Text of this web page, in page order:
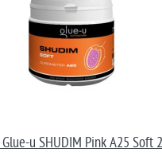
u SHUDIM Pink A25 Soft